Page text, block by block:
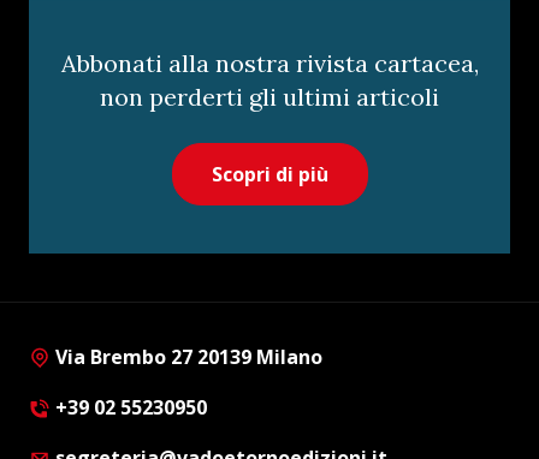
Abbonati alla nostra rivista cartacea,
non perderti gli ultimi articoli
Scopri di più
Via Brembo 27 20139 Milano
+39 02 55230950